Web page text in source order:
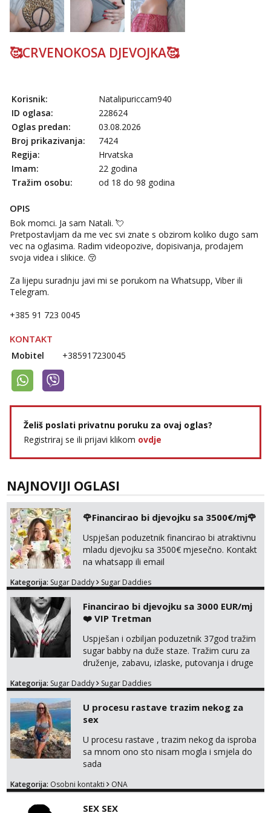
tel:0,93€ - mob:1,12€ min
Anđela
Tel:064/677-677 - Kod: #142
🥰CRVENOKOSA DJEVOJKA🥰
Korisnik:
Natalipuriccam940
ID oglasa:
228624
Oglas predan:
03.08.2026
Broj prikazivanja:
7424
Regija:
Hrvatska
Imam:
22 godina
Tražim osobu:
od 18 do 98 godina
OPIS
Bok momci. Ja sam Natali. 💘
Pretpostavljam da me vec svi znate s obzirom koliko dugo sam
vec na oglasima. Radim videopozive, dopisivanja, prodajem
svoja videa i slikice. 😚
Za lijepu suradnju javi mi se porukom na Whatsupp, Viber ili
Telegram.
+385 91 723 0045
KONTAKT
Mobitel +385917230045
Želiš poslati privatnu poruku za ovaj oglas?
Registriraj se ili prijavi klikom ovdje
NAJNOVIJI OGLASI
🌹Financirao bi djevojku sa 3500€/mj🌹
Uspješan poduzetnik financirao bi atraktivnu
mladu djevojku sa 3500€ mjesečno. Kontakt
na whatsapp ili email
Kategorija: Sugar Daddy Sugar Daddies
Financirao bi djevojku sa 3000 EUR/mj
❤️ VIP Tretman
Uspješan i ozbiljan poduzetnik 37god tražim
sugar babby na duže staze. Tražim curu za
druženje, zabavu, izlaske, putovanja i druge
otvorena, komunikativna, zgodna i atraktivna
markodalic37@gmail.com
Kategorija: Sugar Daddy Sugar Daddies
U procesu rastave trazim nekog za
sex
U procesu rastave , trazim nekog da isproba
sa mnom ono sto nisam mogla i smjela do
sada
Kategorija: Osobni kontakti ONA
SEX SEX